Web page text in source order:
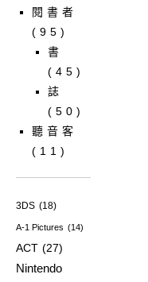
閱書者
(95)
書
(45)
誌
(50)
聽音客
(11)
3DS (18)
A-1 Pictures (14)
ACT (27)
Nintendo